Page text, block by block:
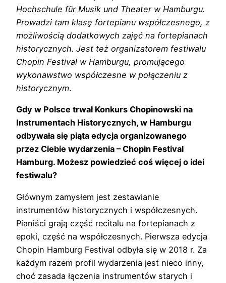
Hochschule für Musik und Theater w Hamburgu.
Prowadzi tam klasę fortepianu współczesnego, z
możliwością dodatkowych zajęć na fortepianach
historycznych. Jest też organizatorem festiwalu
Chopin Festival w Hamburgu, promującego
wykonawstwo współczesne w połączeniu z
historycznym.
Gdy w Polsce trwał Konkurs Chopinowski na
Instrumentach Historycznych, w Hamburgu
odbywała się piąta edycja organizowanego
przez Ciebie wydarzenia – Chopin Festival
Hamburg. Możesz powiedzieć coś więcej o idei
festiwalu?
Głównym zamysłem jest zestawianie
instrumentów historycznych i współczesnych.
Pianiści grają część recitalu na fortepianach z
epoki, część na współczesnych. Pierwsza edycja
Chopin Hamburg Festival odbyła się w 2018 r. Za
każdym razem profil wydarzenia jest nieco inny,
choć zasada łączenia instrumentów starych i